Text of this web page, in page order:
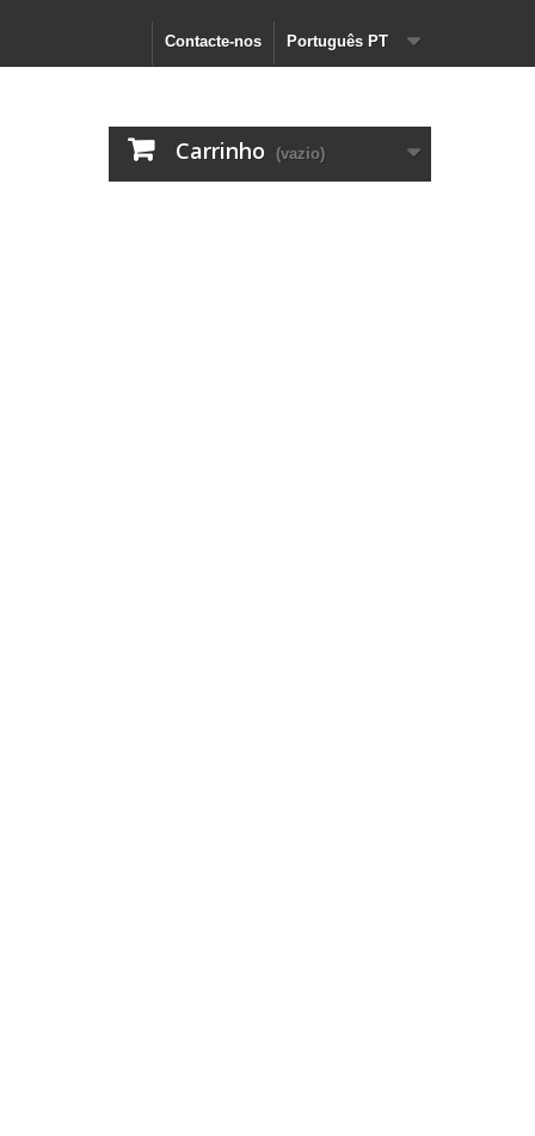
Português PT
Contacte-nos
Carrinho (vazio)